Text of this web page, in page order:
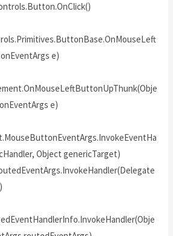
e)
e)
Object genericTarget)